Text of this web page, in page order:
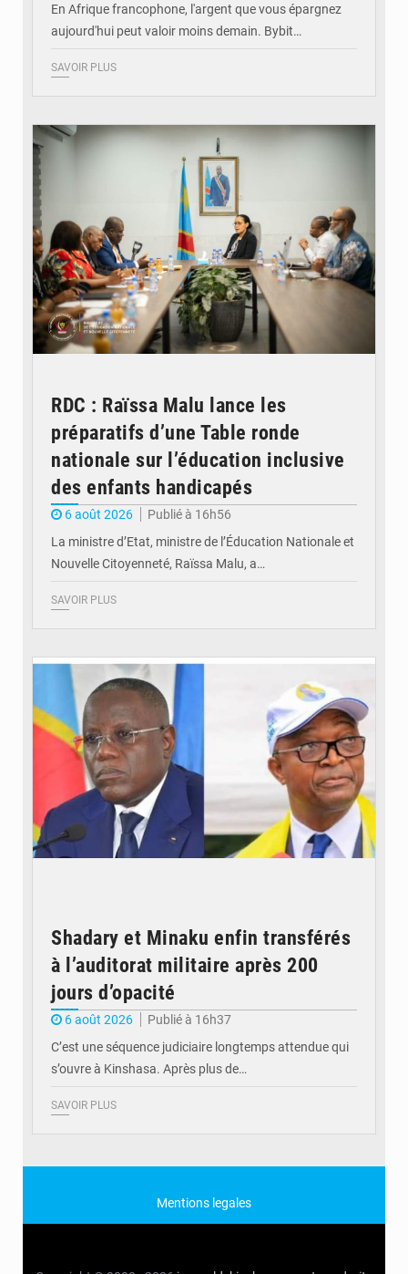
En Afrique francophone, l'argent que vous épargnez
aujourd'hui peut valoir moins demain. Bybit…
SAVOIR PLUS
RDC : Raïssa Malu lance les
préparatifs d’une Table ronde
nationale sur l’éducation inclusive
des enfants handicapés
6 août 2026
Publié à 16h56
La ministre d’Etat, ministre de l’Éducation Nationale et
Nouvelle Citoyenneté, Raïssa Malu, a…
SAVOIR PLUS
Shadary et Minaku enfin transférés
à l’auditorat militaire après 200
jours d’opacité
6 août 2026
Publié à 16h37
C’est une séquence judiciaire longtemps attendue qui
s’ouvre à Kinshasa. Après plus de…
SAVOIR PLUS
Mentions legales